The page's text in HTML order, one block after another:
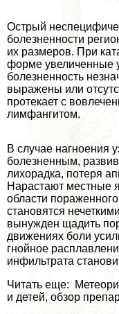
Острый
болезненности
их размеров. При
форме увеличенные
болезненность
выражены или
протекает с
лимфангитом.
В случае нагноения
болезненным,
лихорадка, потеря
Нарастают местные
области
становятся
вынужден щадить
движениях боли
гнойное
инфильтрата
Читать еще:
и детей, обзор